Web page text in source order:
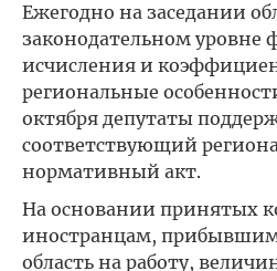
Ежегодно на заседании
законодательном уровне
исчисления и
региональные
октября депутаты
соответствующий
нормативный акт.
На основании принятых
иностранцам,
область на работу,